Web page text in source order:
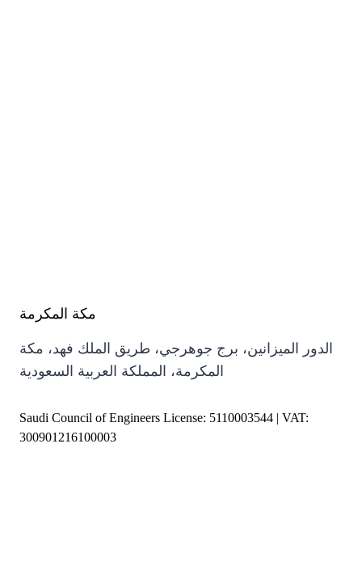
مكة المكرمة
الدور الميزانين، برج جوهرجي، طريق الملك فهد، مكة
المكرمة، المملكة العربية السعودية
Saudi Council of Engineers License: 5110003544 | VAT:
300901216100003